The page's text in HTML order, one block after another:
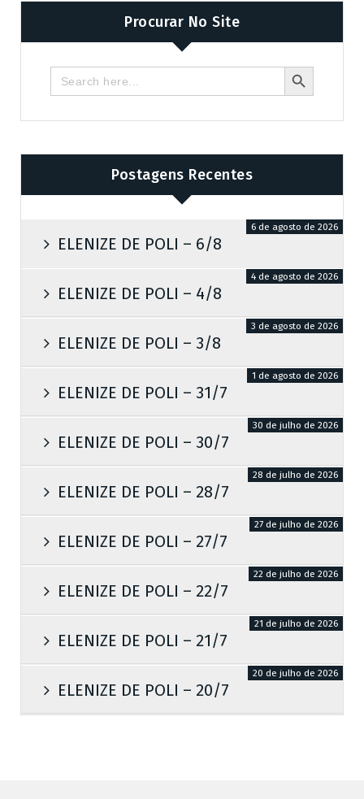
Procurar No Site
Search
for:
Search
Postagens Recentes
ELENIZE DE POLI – 6/8
6 de agosto de 2026
ELENIZE DE POLI – 4/8
4 de agosto de 2026
ELENIZE DE POLI – 3/8
3 de agosto de 2026
ELENIZE DE POLI – 31/7
1 de agosto de 2026
ELENIZE DE POLI – 30/7
30 de julho de 2026
ELENIZE DE POLI – 28/7
28 de julho de 2026
ELENIZE DE POLI – 27/7
27 de julho de 2026
ELENIZE DE POLI – 22/7
22 de julho de 2026
ELENIZE DE POLI – 21/7
21 de julho de 2026
ELENIZE DE POLI – 20/7
20 de julho de 2026